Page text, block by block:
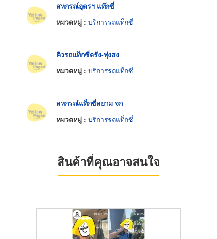
สหกรณ์อุดรฯ แท๊กซี่
หมวดหมู่ : บริการรถแท็กซี่
คิวรถแท็กซี่ตรัง-ทุ่งสง
หมวดหมู่ : บริการรถแท็กซี่
สหกรณ์แท็กซี่สยาม จก
หมวดหมู่ : บริการรถแท็กซี่
สินค้าที่คุณอาจสนใจ